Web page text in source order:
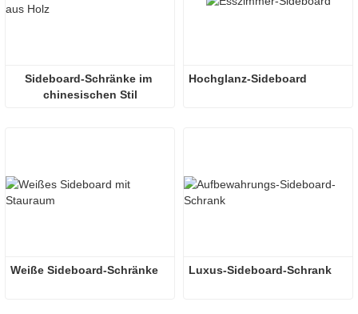
Sideboard-Schränke im
chinesischen Stil
Hochglanz-Sideboard
Weiße Sideboard-Schränke Luxus-Sideboard-Schrank